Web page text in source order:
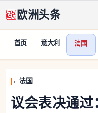
欧洲头条
首页 意大利 法国
法国
议会表决通